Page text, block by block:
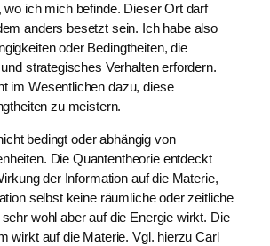
wo ich mich befinde. Dieser Ort darf
anders besetzt sein. Ich habe also
oder Bedingtheiten, die
strategisches Verhalten erfordern.
im Wesentlichen dazu, diese
zu meistern.
bedingt oder abhängig von
Die Quantentheorie entdeckt
der Information auf die Materie,
selbst keine räumliche oder zeitliche
wohl aber auf die Energie wirkt. Die
wirkt auf die Materie. Vgl. hierzu Carl